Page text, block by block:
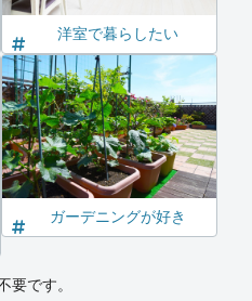
洋室で暮らしたい
ガーデニングが好き
要です。